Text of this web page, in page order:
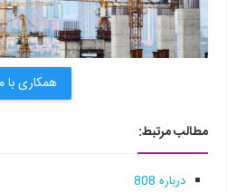
همکاری با ما
مطالب مرتبط:
درباره 808